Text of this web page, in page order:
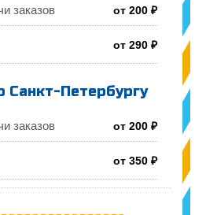
заказов от 200 ₽
от 290 ₽
Санкт-Петербургу
заказов от 200 ₽
от 350 ₽